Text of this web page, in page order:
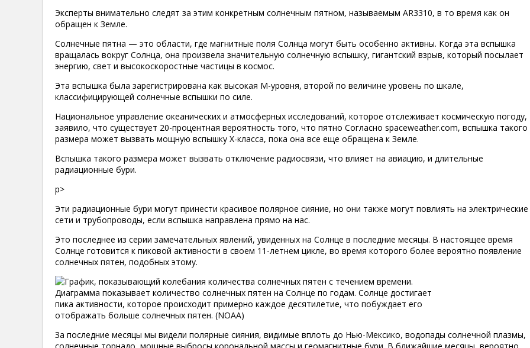
Эксперты внимательно следят за этим конкретным солнечным пятном, называемым AR3310, в то время как он
обращен к Земле.
Солнечные пятна — это области, где магнитные поля Солнца могут быть особенно активны. Когда эта вспышка
вращалась вокруг Солнца, она произвела значительную солнечную вспышку, гигантский взрыв, который посылает
энергию, свет и высокоскоростные частицы в космос.
Эта вспышка была зарегистрирована как высокая М-уровня, второй по величине уровень по шкале,
классифицирующей солнечные вспышки по силе.
Национальное управление океанических и атмосферных исследований, которое отслеживает космическую погоду,
заявило, что существует 20-процентная вероятность того, что пятно Согласно spaceweather.com, вспышка такого
размера может вызвать мощную вспышку X-класса, пока она все еще обращена к Земле.
Вспышка такого размера может вызвать отключение радиосвязи, что влияет на авиацию, и длительные
радиационные бури.
p>
Эти радиационные бури могут принести красивое полярное сияние, но они также могут повлиять на электрические
сети и трубопроводы, если вспышка направлена ​​прямо на нас.
Это последнее из серии замечательных явлений, увиденных на Солнце в последние месяцы. В настоящее время
Солнце готовится к пиковой активности в своем 11-летнем цикле, во время которого более вероятно появление
солнечных пятен, подобных этому.
Диаграмма показывает количество солнечных пятен на Солнце по годам. Солнце достигает
пика активности, которое происходит примерно каждое десятилетие, что побуждает его
отображать больше солнечных пятен. (NOAA)
За последние месяцы мы видели полярные сияния, видимые вплоть до Нью-Мексико, водопады солнечной плазмы,